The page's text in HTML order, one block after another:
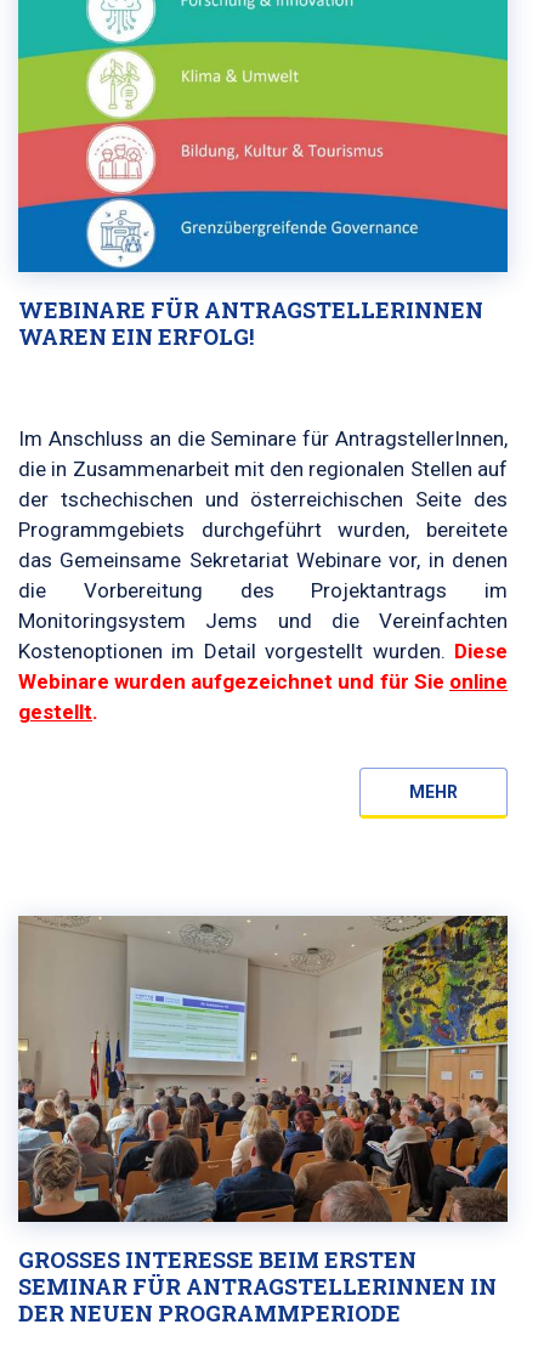
WEBINARE FÜR ANTRAGSTELLERINNEN
WAREN EIN ERFOLG!
Im Anschluss an die Seminare für AntragstellerInnen,
die in Zusammenarbeit mit den regionalen Stellen auf
der tschechischen und österreichischen Seite des
Programmgebiets durchgeführt wurden, bereitete
das Gemeinsame Sekretariat Webinare vor, in denen
die Vorbereitung des Projektantrags im
Monitoringsystem Jems und die Vereinfachten
Kostenoptionen im Detail vorgestellt wurden. Diese
Webinare wurden aufgezeichnet und für Sie online
gestellt.
MEHR
GROSSES INTERESSE BEIM ERSTEN S
EMINAR FÜR ANTRAGSTELLERINNEN IN D
ER NEUEN PROGRAMMPERIODE